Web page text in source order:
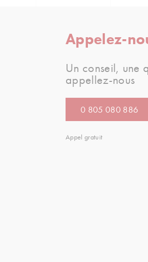
Appelez-
Un conseil, une
appellez-nous
0 805 080 886
Appel gratuit